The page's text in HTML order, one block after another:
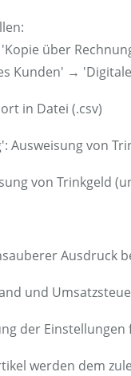
über
Kunden' →
in Datei (.csv)
von
von Trinkgeld
Ausdruck
und
der
werden dem